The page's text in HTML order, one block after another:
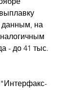
данным, на
- до 41 тыс.
"Интерфакс-